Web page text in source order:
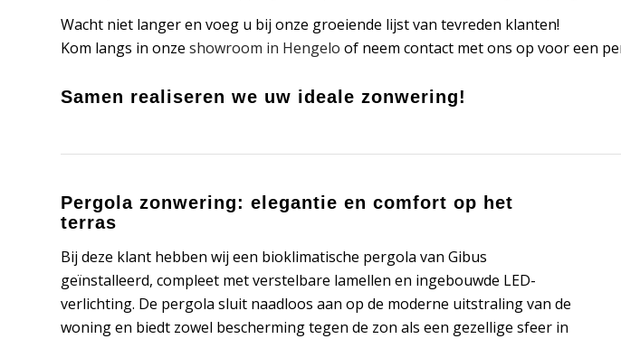
Wacht niet langer en voeg u bij onze groeiende lijst van tevreden klanten!
Kom langs in onze showroom in Hengelo of neem contact met ons op voor een
Samen realiseren we uw ideale zonwering!
Pergola zonwering: elegantie en comfort op het
terras
Bij deze klant hebben wij een bioklimatische pergola van Gibus
geïnstalleerd, compleet met verstelbare lamellen en ingebouwde LED-
verlichting. De pergola sluit naadloos aan op de moderne uitstraling van de
woning en biedt zowel bescherming tegen de zon als een gezellige sfeer in